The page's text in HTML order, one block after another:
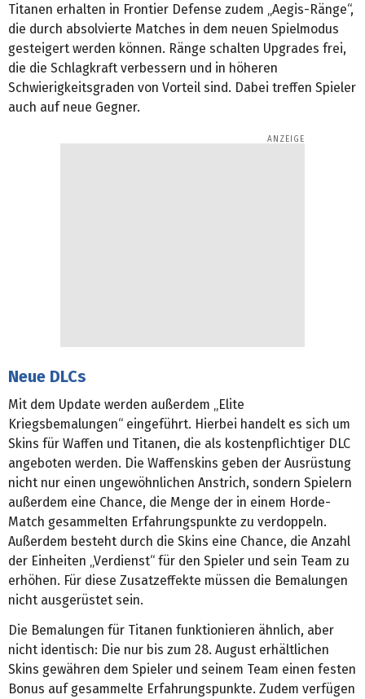
Titanen erhalten in Frontier Defense zudem „Aegis-Ränge“,
die durch absolvierte Matches in dem neuen Spielmodus
gesteigert werden können. Ränge schalten Upgrades frei,
die die Schlagkraft verbessern und in höheren
Schwierigkeitsgraden von Vorteil sind. Dabei treffen Spieler
auch auf neue Gegner.
Neue DLCs
Mit dem Update werden außerdem „Elite
Kriegsbemalungen“ eingeführt. Hierbei handelt es sich um
Skins für Waffen und Titanen, die als kostenpflichtiger DLC
angeboten werden. Die Waffenskins geben der Ausrüstung
nicht nur einen ungewöhnlichen Anstrich, sondern Spielern
außerdem eine Chance, die Menge der in einem Horde-
Match gesammelten Erfahrungspunkte zu verdoppeln.
Außerdem besteht durch die Skins eine Chance, die Anzahl
der Einheiten „Verdienst“ für den Spieler und sein Team zu
erhöhen. Für diese Zusatzeffekte müssen die Bemalungen
nicht ausgerüstet sein.
Die Bemalungen für Titanen funktionieren ähnlich, aber
nicht identisch: Die nur bis zum 28. August erhältlichen
Skins gewähren dem Spieler und seinem Team einen festen
Bonus auf gesammelte Erfahrungspunkte. Zudem verfügen